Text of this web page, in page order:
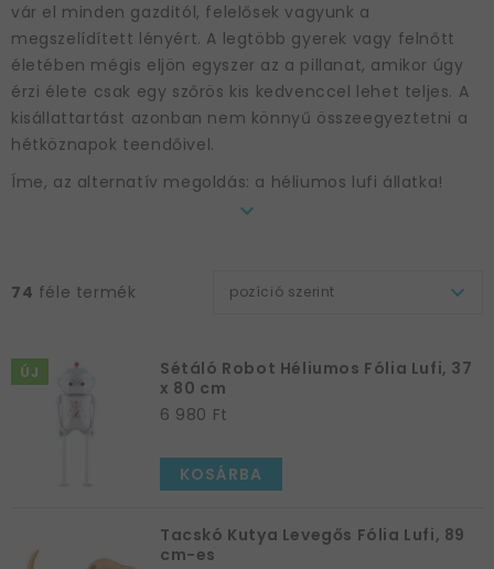
vár el minden gazditól, felelősek vagyunk a
megszelídített lényért. A legtöbb gyerek vagy felnőtt
életében mégis eljön egyszer az a pillanat, amikor úgy
érzi élete csak egy szőrös kis kedvenccel lehet teljes. A
kisállattartást azonban nem könnyű összeegyeztetni a
hétköznapok teendőivel.
Íme, az alternatív megoldás: a héliumos lufi állatka!
héliummal töltött lufi! Az igazán jó party lufi vicces, és
állatokat találod meg a kínálatunkban! Ha
gyermekednek, vagy örök gyerek barátodnak a T-rex,
vagy éppen a tyúk a kedvence,
között ezeket az állatokat is megtalálhatod!
még a pókimádókra is gondoltunk. A kutyabarátok pedig
megvásárolhatják, mert számtalan fajta található a
raktárunkban lufi formában.
74 féle termék pozíció szerint
ÚJ
Sétáló Robot Héliumos Fólia Lufi, 37
x 80 cm
6 980 Ft
KOSÁRBA
Tacskó Kutya Levegős Fólia Lufi, 89
cm-es